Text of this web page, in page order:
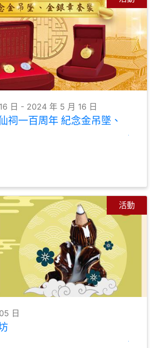
日 - 2024 年 5 月 16 日
祠一百周年 紀念金吊墜、
活動
日